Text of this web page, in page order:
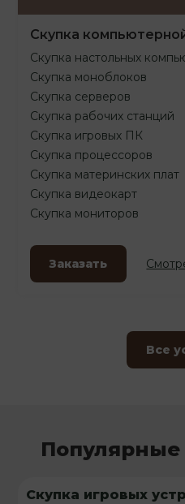
Скупка
Скупка настольных
Скупка моноблоков
Скупка серверов
Скупка рабочих станций
Скупка игровых ПК
Скупка процессоров
Скупка материнских плат
Скупка видеокарт
Скупка мониторов
Заказать
Все
Популярные
Скупка игровых